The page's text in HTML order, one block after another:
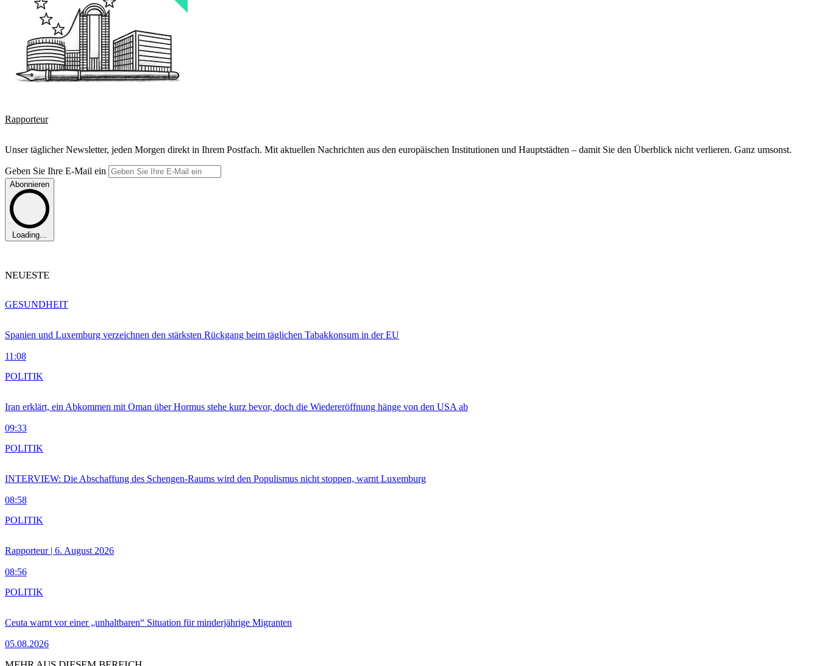
Rapporteur
Unser täglicher Newsletter, jeden Morgen direkt in Ihrem Postfach. Mit aktuellen Nachrichten aus den europäischen Institutionen und Hauptstädten – damit Sie den Überblick nicht verlieren. Ganz umsonst.
Geben Sie Ihre E-Mail ein
Abonnieren
Loading...
NEUESTE
Spanien und Luxemburg verzeichnen den stärksten Rückgang beim täglichen Tabakkonsum in der EU
11:08
GESUNDHEIT
Iran erklärt, ein Abkommen mit Oman über Hormus stehe kurz bevor, doch die Wiedereröffnung hänge von den USA ab
09:33
POLITIK
INTERVIEW: Die Abschaffung des Schengen-Raums wird den Populismus nicht stoppen, warnt Luxemburg
08:58
POLITIK
Rapporteur | 6. August 2026
08:56
POLITIK
Ceuta warnt vor einer „unhaltbaren“ Situation für minderjährige Migranten
05.08.2026
POLITIK